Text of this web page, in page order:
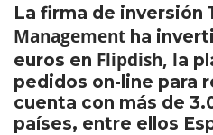
La firma de inversión
Management ha
euros en Flipdish, la
pedidos on-line para
cuenta con más de
países, entre ellos